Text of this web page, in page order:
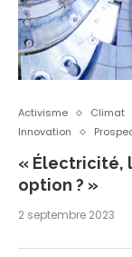
Activisme Climat
Innovation
« Électricité,
option ? »
2 septembre 2023